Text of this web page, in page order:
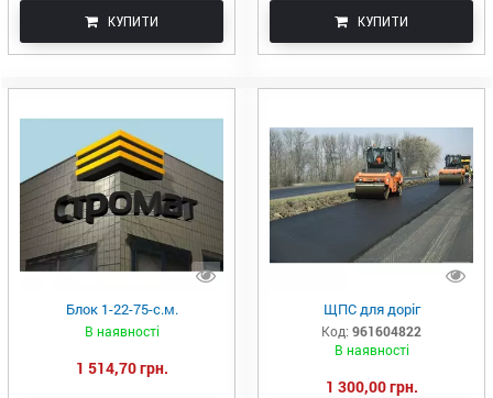
КУПИТИ КУПИТИ
Блок 1-22-75-с.м.
В наявності
1 514,70 грн.
ЩПС для доріг
Код: 961604822
В наявності
1 300,00 грн.